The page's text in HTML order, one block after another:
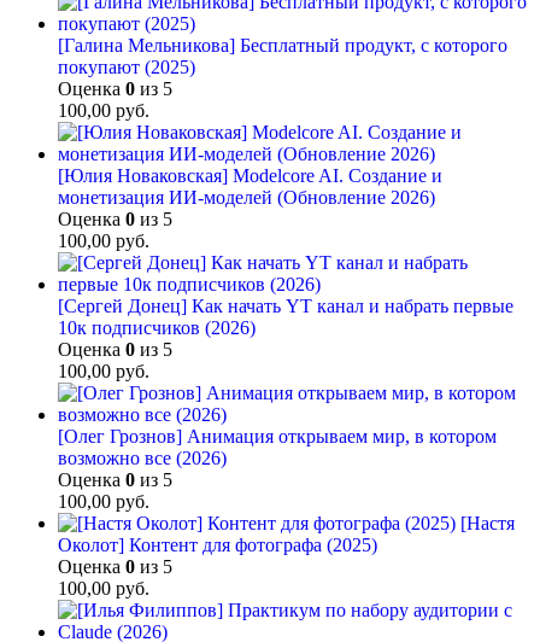
[Галина Мельникова] Бесплатный продукт, с которого
покупают (2025)
Оценка 0 из 5
100,00 руб.
[Юлия Новаковская] Modelcore AI. Создание и
монетизация ИИ-моделей (Обновление 2026)
Оценка 0 из 5
100,00 руб.
[Сергей Донец] Как начать YT канал и набрать первые
10к подписчиков (2026)
Оценка 0 из 5
100,00 руб.
[Олег Грознов] Анимация открываем мир, в котором
возможно все (2026)
Оценка 0 из 5
100,00 руб.
[Настя
Околот] Контент для фотографа (2025)
Оценка 0 из 5
100,00 руб.